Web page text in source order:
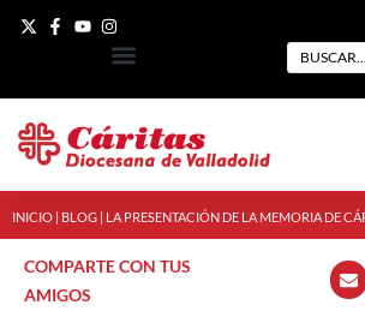
INICIO BLOG LA PRESENTACIÓN DE LA MEMORIA DE
COMPARTE CON TUS
AMIGOS